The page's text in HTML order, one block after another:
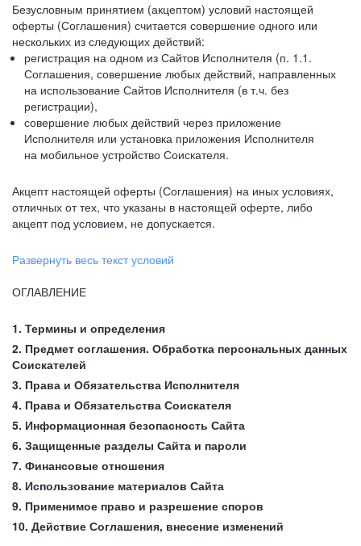
Безусловным принятием (акцептом) условий настоящей
оферты (Соглашения) считается совершение одного или
нескольких из следующих действий:
регистрация на одном из Сайтов Исполнителя (п. 1.1.
Соглашения, совершение любых действий, направленных
на использование Сайтов Исполнителя (в т.ч. без
регистрации),
совершение любых действий через приложение
Исполнителя или установка приложения Исполнителя
на мобильное устройство Соискателя.
Акцепт настоящей оферты (Соглашения) на иных условиях,
отличных от тех, что указаны в настоящей оферте, либо
акцепт под условием, не допускается.
Развернуть весь текст условий
ОГЛАВЛЕНИЕ
1. Термины и определения
2. Предмет соглашения. Обработка персональных данных
Соискателей
3. Права и Обязательства Исполнителя
4. Права и Обязательства Соискателя
5. Информационная безопасность Сайта
6. Защищенные разделы Сайта и пароли
7. Финансовые отношения
8. Использование материалов Сайта
9. Применимое право и разрешение споров
10. Действие Соглашения, внесение изменений